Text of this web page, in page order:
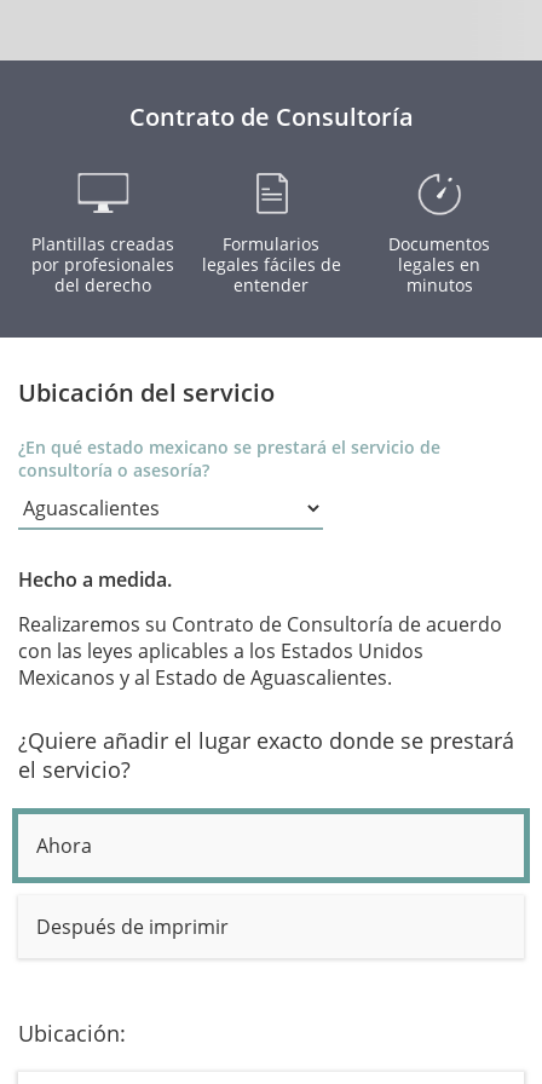
Contrato de Consultoría
Plantillas creadas
por profesionales
del derecho
Formularios
legales fáciles de
entender
Documentos
legales en
minutos
Ubicación del servicio
¿En qué estado mexicano se prestará el servicio de
consultoría o asesoría?
Hecho a medida.
Realizaremos su Contrato de Consultoría de acuerdo
con las leyes aplicables a los Estados Unidos
Mexicanos y al Estado de Aguascalientes.
¿Quiere añadir el lugar exacto donde se prestará
el servicio?
Ahora
Después de imprimir
Ubicación: